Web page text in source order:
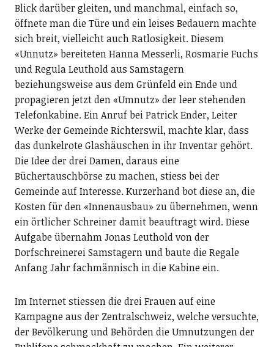
Blick darüber gleiten, und manchmal, einfach so,
öffnete man die Türe und ein leises Bedauern machte
sich breit, vielleicht auch Ratlosigkeit. Diesem
«Unnutz» bereiteten Hanna Messerli, Rosmarie Fuchs
und Regula Leuthold aus Samstagern
beziehungsweise aus dem Grünfeld ein Ende und
propagieren jetzt den «Umnutz» der leer stehenden
Telefonkabine. Ein Anruf bei Patrick Ender, Leiter
Werke der Gemeinde Richterswil, machte klar, dass
das dunkelrote Glashäuschen in ihr Inventar gehört.
Die Idee der drei Damen, daraus eine
Büchertauschbörse zu machen, stiess bei der
Gemeinde auf Interesse. Kurzerhand bot diese an, die
Kosten für den «Innenausbau» zu übernehmen, wenn
ein örtlicher Schreiner damit beauftragt wird. Diese
Aufgabe übernahm Jonas Leuthold von der
Dorfschreinerei Samstagern und baute die Regale
Anfang Jahr fachmännisch in die Kabine ein.
Im Internet stiessen die drei Frauen auf eine
Kampagne aus der Zentralschweiz, welche versuchte,
der Bevölkerung und Behörden die Umnutzungen der